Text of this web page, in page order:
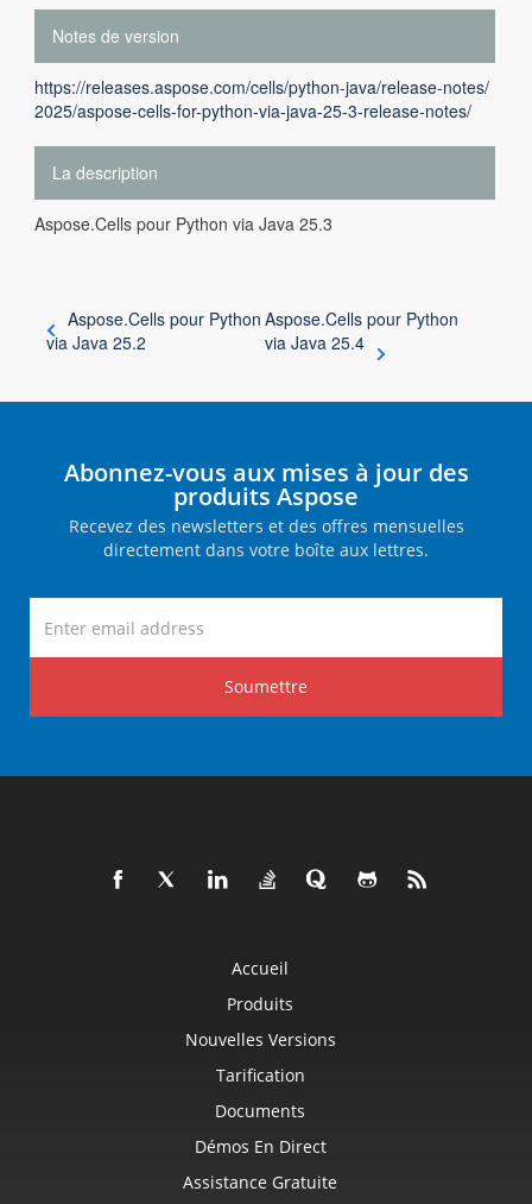
Notes de version
https://releases.aspose.com/cells/python-java/release-notes/
2025/aspose-cells-for-python-via-java-25-3-release-notes/
La description
Aspose.Cells pour Python via Java 25.3
Aspose.Cells pour Python
via Java 25.2
Aspose.Cells pour Python
via Java 25.4
Abonnez-vous aux mises à jour des
produits Aspose
Recevez des newsletters et des offres mensuelles
directement dans votre boîte aux lettres.
Soumettre
Accueil
Produits
Nouvelles Versions
Tarification
Documents
Démos En Direct
Assistance Gratuite